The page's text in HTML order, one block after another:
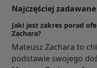
Najczęściej
Jaki jest zakres porad
Zachara?
Mateusz Zachara to
podstawie swojego